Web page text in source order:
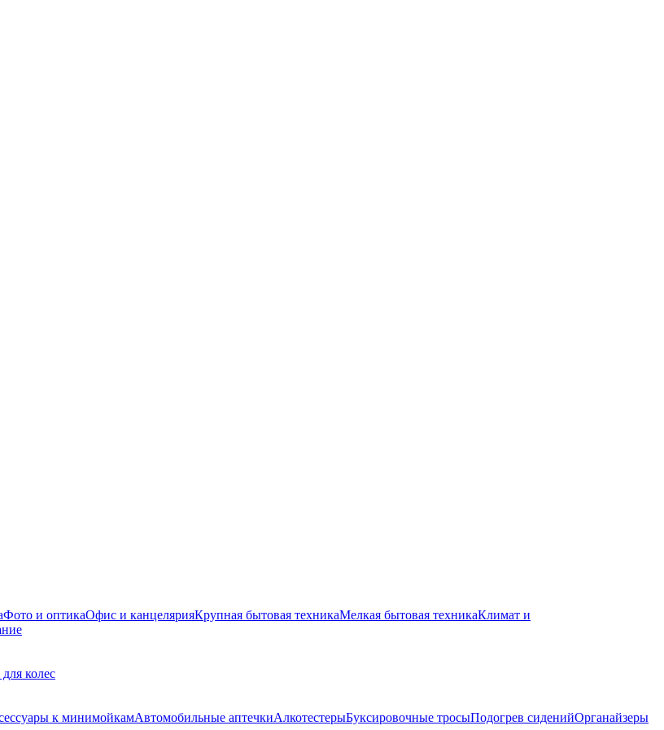
Фото и оптикаОфис и канцелярияКрупная бытовая техникаМелкая бытовая техникаКлимат и
колес
к минимойкамАвтомобильные аптечкиАлкотестерыБуксировочные тросыПодогрев сиденийОрганайзеры